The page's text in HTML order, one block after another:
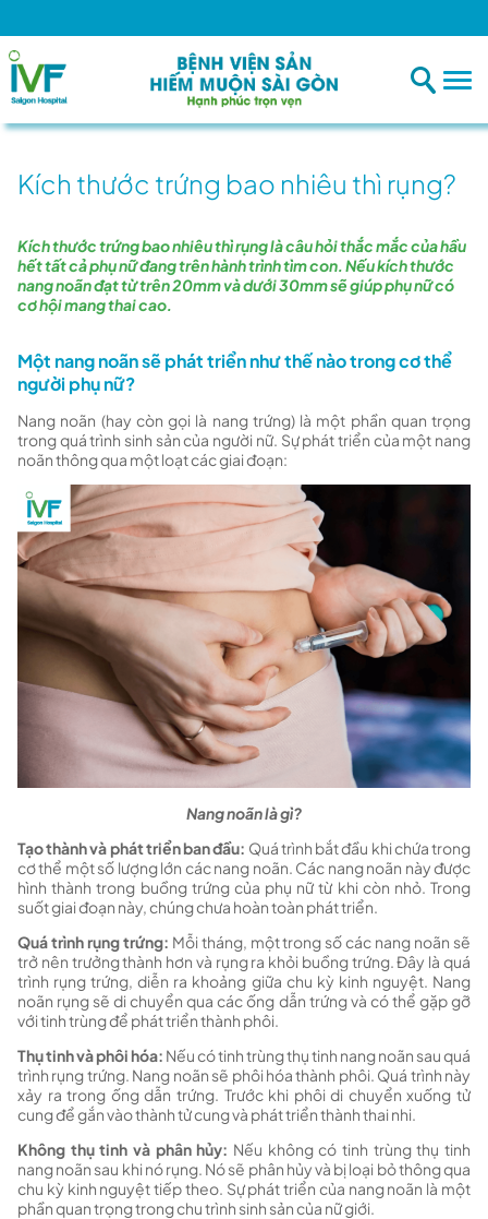
Kích thước trứng bao nhiêu thì rụng?
Kích thước trứng bao nhiêu thì rụng là câu hỏi thắc mắc của hầu
hết tất cả phụ nữ đang trên hành trình tìm con. Nếu kích thước
nang noãn đạt từ trên 20mm và dưới 30mm sẽ giúp phụ nữ có
cơ hội mang thai cao.
Một nang noãn sẽ phát triển như thế nào trong cơ thể
người phụ nữ?
Nang noãn (hay còn gọi là nang trứng) là một phần quan trọng
trong quá trình sinh sản của người nữ. Sự phát triển của một nang
noãn thông qua một loạt các giai đoạn:
Nang noãn là gì?
Tạo thành và phát triển ban đầu: Quá trình bắt đầu khi chứa trong
cơ thể một số lượng lớn các nang noãn. Các nang noãn này được
hình thành trong buồng trứng của phụ nữ từ khi còn nhỏ. Trong
suốt giai đoạn này, chúng chưa hoàn toàn phát triển.
Quá trình rụng trứng: Mỗi tháng, một trong số các nang noãn sẽ
trở nên trưởng thành hơn và rụng ra khỏi buồng trứng. Đây là quá
trình rụng trứng, diễn ra khoảng giữa chu kỳ kinh nguyệt. Nang
noãn rụng sẽ di chuyển qua các ống dẫn trứng và có thể gặp gỡ
với tinh trùng để phát triển thành phôi.
Thụ tinh và phôi hóa: Nếu có tinh trùng thụ tinh nang noãn sau quá
trình rụng trứng. Nang noãn sẽ phôi hóa thành phôi. Quá trình này
xảy ra trong ống dẫn trứng. Trước khi phôi di chuyển xuống tử
cung để gắn vào thành tử cung và phát triển thành thai nhi.
Không thụ tinh và phân hủy: Nếu không có tinh trùng thụ tinh
nang noãn sau khi nó rụng. Nó sẽ phân hủy và bị loại bỏ thông qua
chu kỳ kinh nguyệt tiếp theo. Sự phát triển của nang noãn là một
phần quan trọng trong chu trình sinh sản của nữ giới.